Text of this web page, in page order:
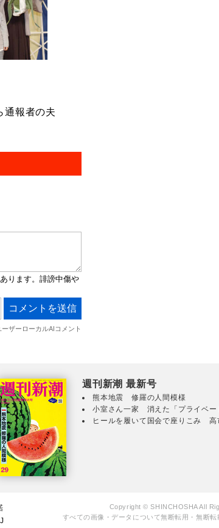
通報者の夫
週刊新潮 最新号
熊本地震 修羅の人間模様
小室さん一家 消えた「プライベー
ヒールを履いて国会で座りこみ 高
Copyright © SHINCHOSHA All
すべての画像・データについて無断転用・無断転